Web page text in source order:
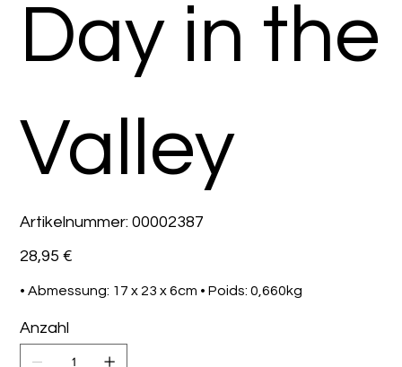
Day in the
Valley
Artikelnummer: Artikelnummer:
00002387
00002387
Preis
28,95 €
• Abmessung: 17 x 23 x 6cm • Poids: 0,660kg
Anzahl